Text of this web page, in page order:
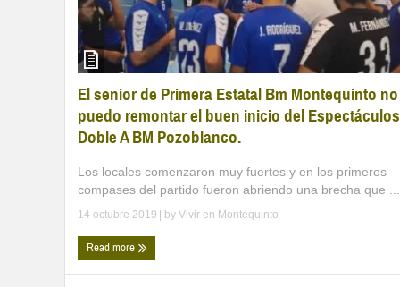
El senior de Primera Estatal Bm Montequinto no
puedo remontar el buen inicio del Espectáculos
Doble A BM Pozoblanco.
Los locales comenzaron muy fuertes y en los primeros
compases del partido fueron abriendo una brecha que ...
14 octubre 2019 | by Vivir en Montequinto
Read more